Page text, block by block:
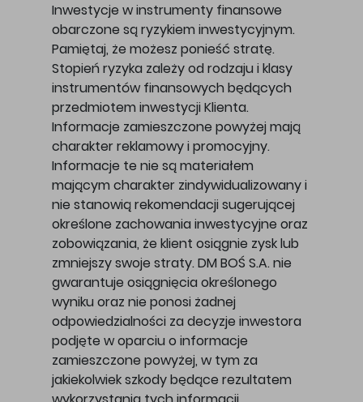
Inwestycje w instrumenty finansowe
obarczone są ryzykiem inwestycyjnym.
Pamiętaj, że możesz ponieść stratę.
Stopień ryzyka zależy od rodzaju i klasy
instrumentów finansowych będących
przedmiotem inwestycji Klienta.
Informacje zamieszczone powyżej mają
charakter reklamowy i promocyjny.
Informacje te nie są materiałem
mającym charakter zindywidualizowany i
nie stanowią rekomendacji sugerującej
określone zachowania inwestycyjne oraz
zobowiązania, że klient osiągnie zysk lub
zmniejszy swoje straty. DM BOŚ S.A. nie
gwarantuje osiągnięcia określonego
wyniku oraz nie ponosi żadnej
odpowiedzialności za decyzje inwestora
podjęte w oparciu o informacje
zamieszczone powyżej, w tym za
jakiekolwiek szkody będące rezultatem